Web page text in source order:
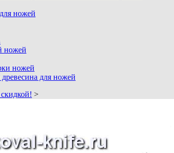
ножей
ножей
ножей
для ножей
>